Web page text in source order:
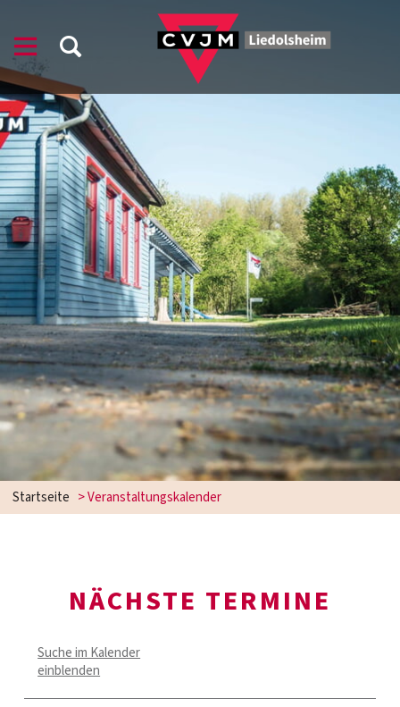
Startseite > Veranstaltungskalender
NÄCHSTE TERMINE
Suche im Kalender
einblenden